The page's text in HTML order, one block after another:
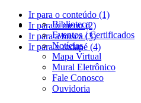
Ir para o conteúdo (1)
Ir para o menu (2)
Ir para a busca (3)
Ir para o rodapé (4)
Biblioteca
Eventos / Certificados
Notícias
Mapa Virtual
Mural Eletrônico
Fale Conosco
Ouvidoria